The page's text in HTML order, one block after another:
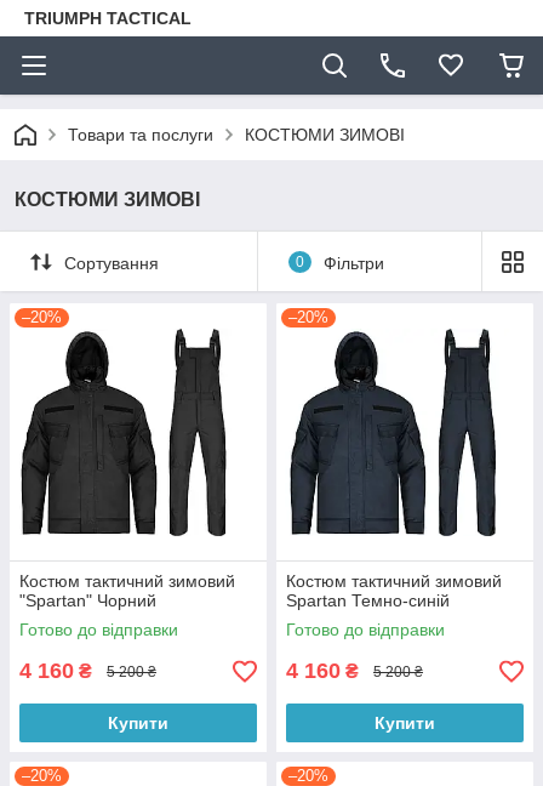
TRIUMPH TACTICAL
Товари та послуги КОСТЮМИ ЗИМОВІ
КОСТЮМИ ЗИМОВІ
Сортування 0 Фільтри
–20%
Костюм тактичний зимовий
"Spartan" Чорний
Готово до відправки
4 160 ₴ 5 200 ₴
Купити
–20%
Костюм тактичний зимовий
Spartan Темно-синій
Готово до відправки
4 160 ₴ 5 200 ₴
Купити
–20% –20%